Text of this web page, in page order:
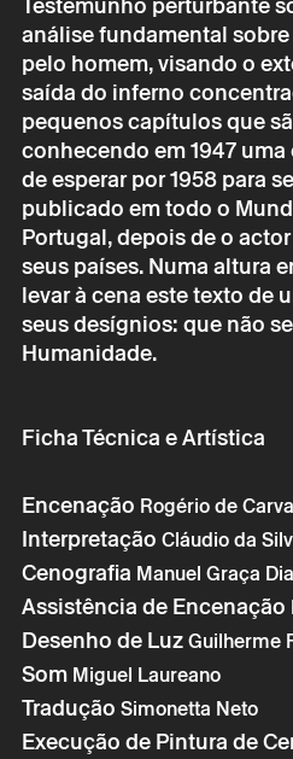
análise fundamental
pelo homem, visando o
saída do inferno
pequenos capítulos que
conhecendo em 1947
de esperar por 1958 para
publicado em todo o
Portugal, depois de o
seus países. Numa altura
levar à cena este texto de
seus desígnios: que não
Humanidade.
Ficha Técnica e Artística
Encenação Rogério de
Interpretação Cláudio da
Cenografia Manuel Graça
Assistência de Encenação
Desenho de LuzGuilherme
Som Miguel Laureano
Tradução Simonetta Neto
Execução de Pintura de